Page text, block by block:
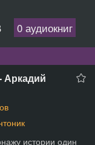
0 аудиокниг
Аркадий
истории один